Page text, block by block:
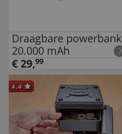
Draagbare powerbank
20.000 mAh
€ 29,99
4.4